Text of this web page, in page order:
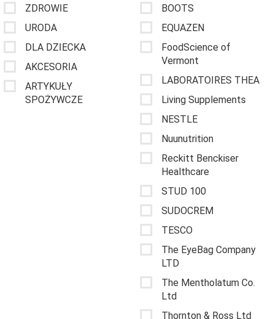
ZDROWIE
URODA
DLA DZIECKA
AKCESORIA
ARTYKUŁY
SPOŻYWCZE
BOOTS
EQUAZEN
FoodScience of
Vermont
LABORATOIRES THEA
Living Supplements
NESTLE
Nuunutrition
Reckitt Benckiser
Healthcare
STUD 100
SUDOCREM
TESCO
The EyeBag Company
LTD
The Mentholatum Co.
Ltd
Thornton & Ross Ltd